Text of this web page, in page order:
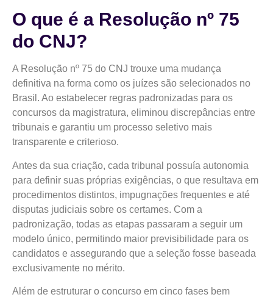
O que é a Resolução nº 75
do CNJ?
A Resolução nº 75 do CNJ trouxe uma mudança
definitiva na forma como os juízes são selecionados no
Brasil. Ao estabelecer regras padronizadas para os
concursos da magistratura, eliminou discrepâncias entre
tribunais e garantiu um processo seletivo mais
transparente e criterioso.
Antes da sua criação, cada tribunal possuía autonomia
para definir suas próprias exigências, o que resultava em
procedimentos distintos, impugnações frequentes e até
disputas judiciais sobre os certames. Com a
padronização, todas as etapas passaram a seguir um
modelo único, permitindo maior previsibilidade para os
candidatos e assegurando que a seleção fosse baseada
exclusivamente no mérito.
Além de estruturar o concurso em cinco fases bem